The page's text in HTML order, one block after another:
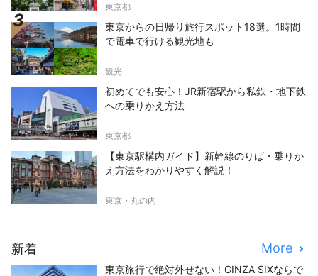
東京都
東京からの日帰り旅行スポット18選。1時間
で電車で行ける観光地も
観光
初めてでも安心！JR新宿駅から私鉄・地下鉄
への乗りかえ方法
東京都
【東京駅構内ガイド】新幹線のりば・乗りか
え方法をわかりやすく解説！
東京・丸の内
新着 More
東京旅行で絶対外せない！GINZA SIXならで